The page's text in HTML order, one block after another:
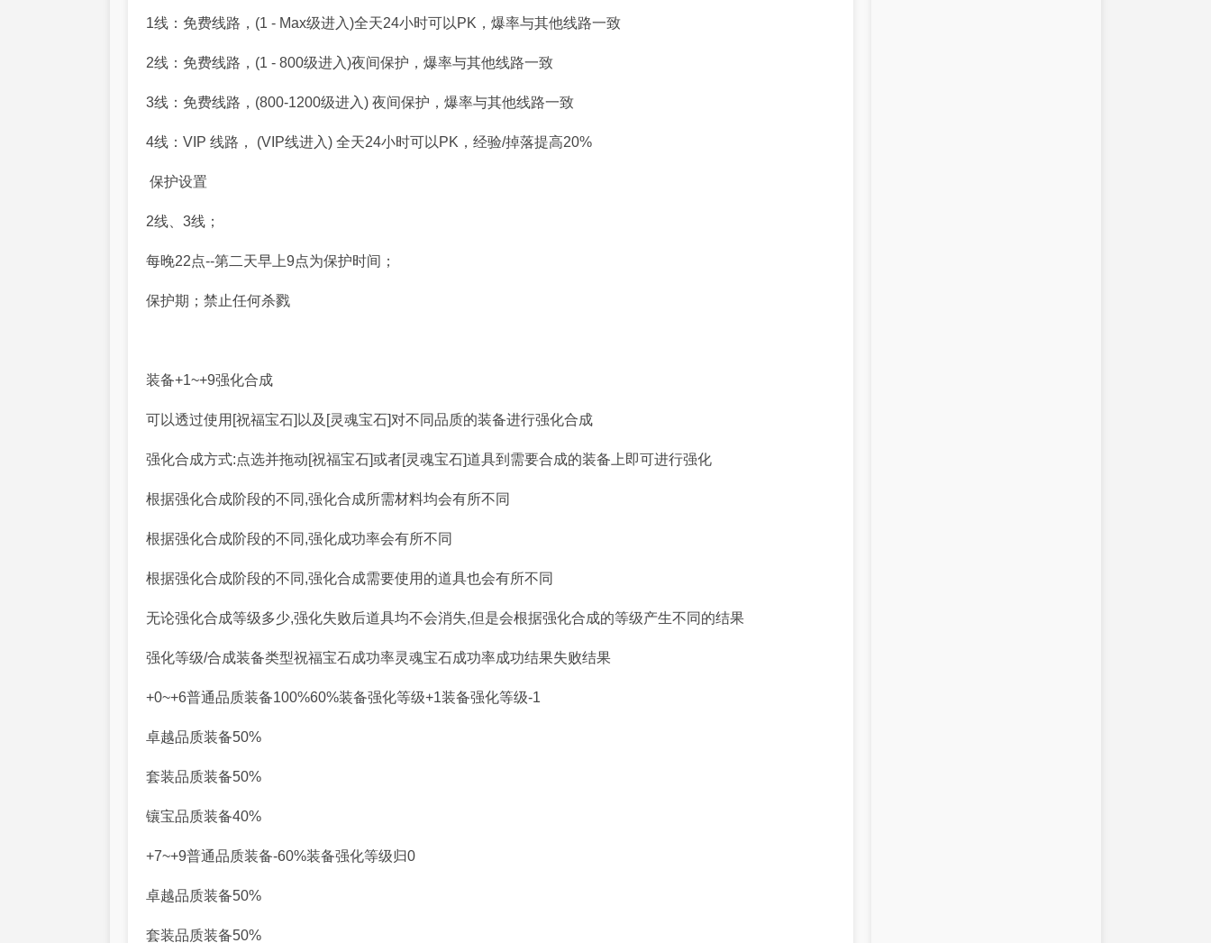
1线：免费线路，(1 - Max级进入)全天24小时可以PK，爆率与其他线路一致
2线：免费线路，(1 - 800级进入)夜间保护，爆率与其他线路一致
3线：免费线路，(800-1200级进入) 夜间保护，爆率与其他线路一致
4线：VIP 线路， (VIP线进入) 全天24小时可以PK，经验/掉落提高20%
保护设置
2线、3线；
每晚22点--第二天早上9点为保护时间；
保护期；禁止任何杀戮
装备+1~+9强化合成
可以透过使用[祝福宝石]以及[灵魂宝石]对不同品质的装备进行强化合成
强化合成方式:点选并拖动[祝福宝石]或者[灵魂宝石]道具到需要合成的装备上即可进行强化
根据强化合成阶段的不同,强化合成所需材料均会有所不同
根据强化合成阶段的不同,强化成功率会有所不同
根据强化合成阶段的不同,强化合成需要使用的道具也会有所不同
无论强化合成等级多少,强化失败后道具均不会消失,但是会根据强化合成的等级产生不同的结果
强化等级/合成装备类型祝福宝石成功率灵魂宝石成功率成功结果失败结果
+0~+6普通品质装备100%60%装备强化等级+1装备强化等级-1
卓越品质装备50%
套装品质装备50%
镶宝品质装备40%
+7~+9普通品质装备-60%装备强化等级归0
卓越品质装备50%
套装品质装备50%